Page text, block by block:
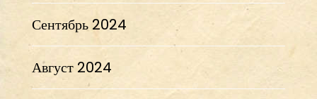
Сентябрь 2024
Август 2024